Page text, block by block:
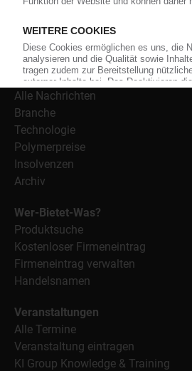
Bezugsquellen für den Einkauf
Informationen wie Handelsnamen
Nachrichten
Alle Nachrichten
Branche
Technologie
Polymerpreise
Insolvenzen
Archiv
Wer-Bietet-Was?
Produktsuche
Kostenloser Firmeneintrag
Firmeneintrag verwalten
Handelsnamen
Veranstaltungen
Alle Termine
Veranstaltung eintragen
KI Group Knowledge & Training